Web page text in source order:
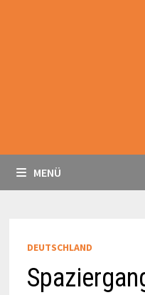
MENÜ
DEUTSCHLAND